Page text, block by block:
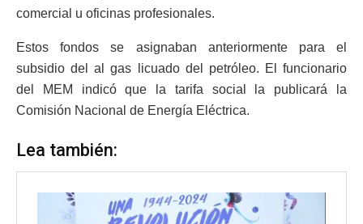
comercial u oficinas profesionales.
Estos fondos se asignaban anteriormente para el
subsidio del al gas licuado del petróleo. El funcionario
del MEM indicó que la tarifa social la publicará la
Comisión Nacional de Energía Eléctrica.
Lea también: